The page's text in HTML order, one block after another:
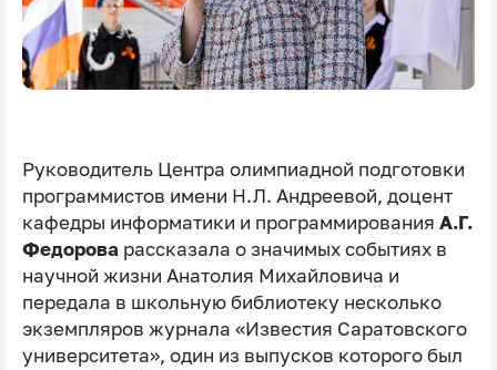
Руководитель Центра олимпиадной подготовки
программистов имени Н.Л. Андреевой, доцент
кафедры информатики и программирования А.Г.
Федороварассказала о значимых событиях в
научной жизни Анатолия Михайловича и
передала в школьную библиотеку несколько
экземпляров журнала «Известия Саратовского
университета», один из выпусков которого был